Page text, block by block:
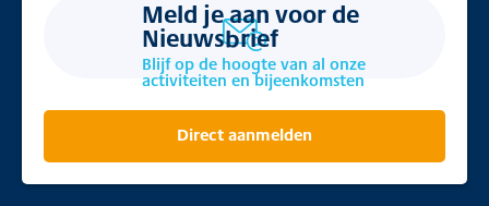
Meld je aan voor de
Nieuwsbrief
Blijf op de hoogte van al onze
activiteiten en bijeenkomsten
Direct aanmelden